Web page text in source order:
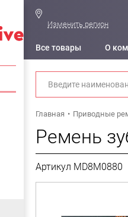
Изменить регион
Все товары О
Главная Приводные
Ремень
Артикул MD8M0880